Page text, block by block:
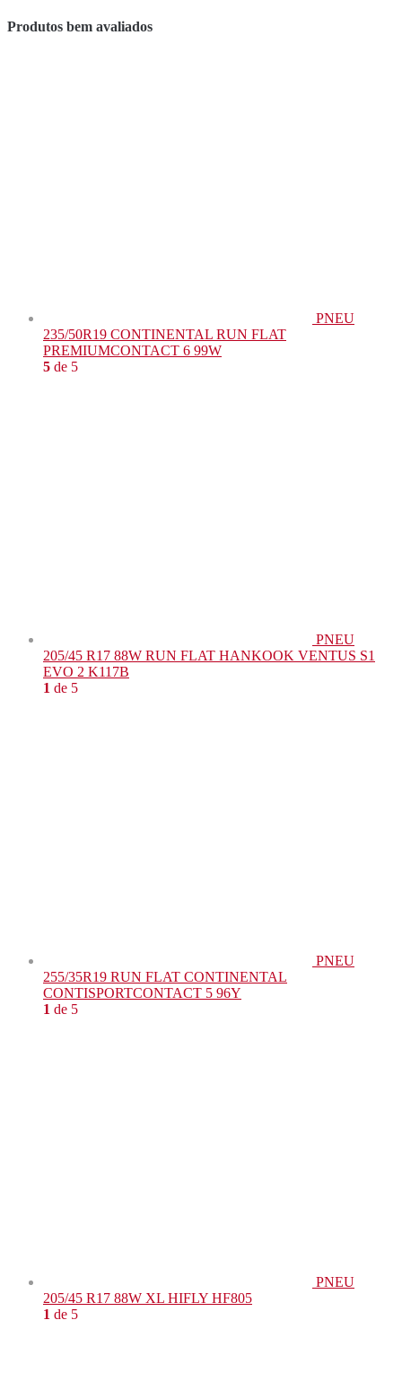
Produtos bem avaliados
PNEU
235/50R19 CONTINENTAL RUN FLAT
PREMIUMCONTACT 6 99W
5 de 5
PNEU
205/45 R17 88W RUN FLAT HANKOOK VENTUS S1
EVO 2 K117B
1 de 5
PNEU
255/35R19 RUN FLAT CONTINENTAL
CONTISPORTCONTACT 5 96Y
1 de 5
PNEU
205/45 R17 88W XL HIFLY HF805
1 de 5